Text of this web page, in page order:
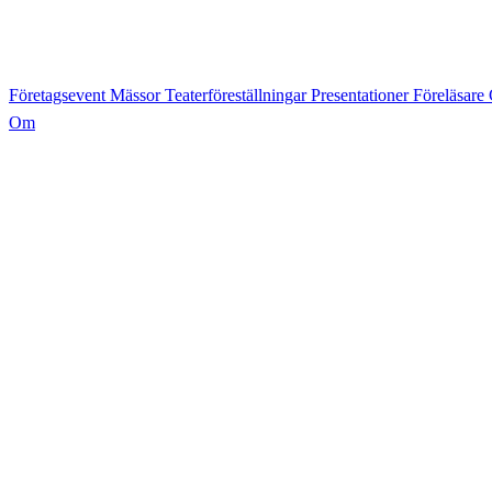
Företagsevent MässorTeaterföreställningarPresentationerFöreläsare
Om